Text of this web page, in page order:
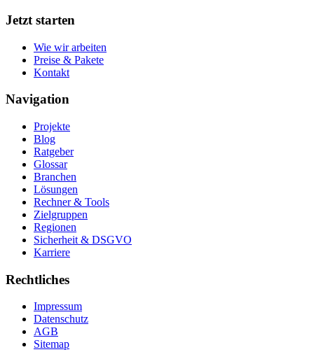
Jetzt starten
Wie wir arbeiten
Preise & Pakete
Kontakt
Navigation
Projekte
Blog
Ratgeber
Glossar
Branchen
Lösungen
Rechner & Tools
Zielgruppen
Regionen
Sicherheit & DSGVO
Karriere
Rechtliches
Impressum
Datenschutz
AGB
Sitemap